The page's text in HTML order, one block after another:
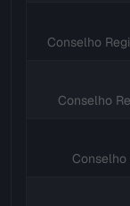
Conselho
Conselho